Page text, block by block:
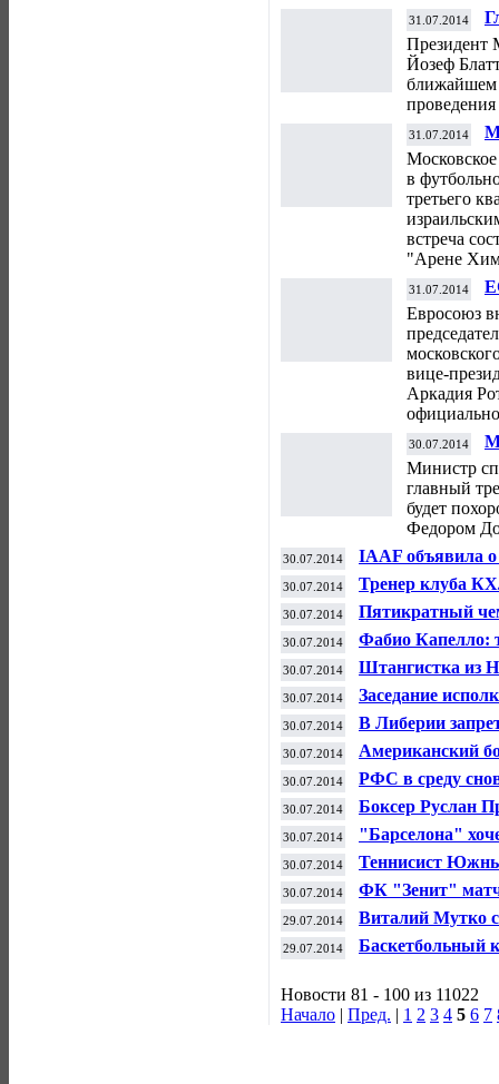
31.07.2014
Президент
Йозеф
ближайшем
31.07.2014
в
третьего
встреча
"Арене
31.07.2014
Евросоюз
вице-
Аркадия
30.07.2014
Министр
главный
будет
Федором
30.07.2014
IAAF объявила
легкоатлетов
30.07.2014
Тренер клуба
уходе из
30.07.2014
Пятикратный
фигуристов
30.07.2014
Фабио Капелло:
российской
30.07.2014 Штангистка из
30.07.2014
Заседание
Доме футбола
30.07.2014 В Либерии
30.07.2014
Американский
драку с
30.07.2014
РФС в среду
Капелло
30.07.2014
Боксер Руслан
бою вместе с
30.07.2014
"Барселона"
российский
30.07.2014
Теннисист
повреждением
30.07.2014
ФК "Зенит"
Лиге чемпионов
29.07.2014
Виталий Мутко
особенным для
29.07.2014
Баскетбольный
Новости 81 - 100 из 11022
Начало | Пред. | 1 2 3 4 5 6 7